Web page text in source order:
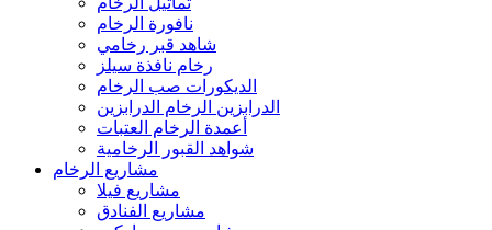
نافورة الرخام
شاهد قبر رخامي
رخام نافذة سيلز
الديكورات صب الرخام
الدرابزين الرخام الدرابزين
أعمدة الرخام العتبات
شواهد القبور الرخامية
مشاريع الرخام
مشاريع فيلا
مشاريع الفنادق